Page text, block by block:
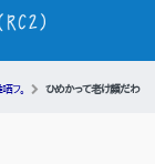
フ。
ひめかって老け顔だわ